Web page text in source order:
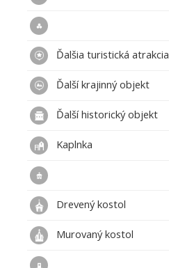
Ďalšia turistická atrakcia
Ďalší krajinný objekt
Ďalší historický objekt
Kaplnka
Drevený kostol
Murovaný kostol